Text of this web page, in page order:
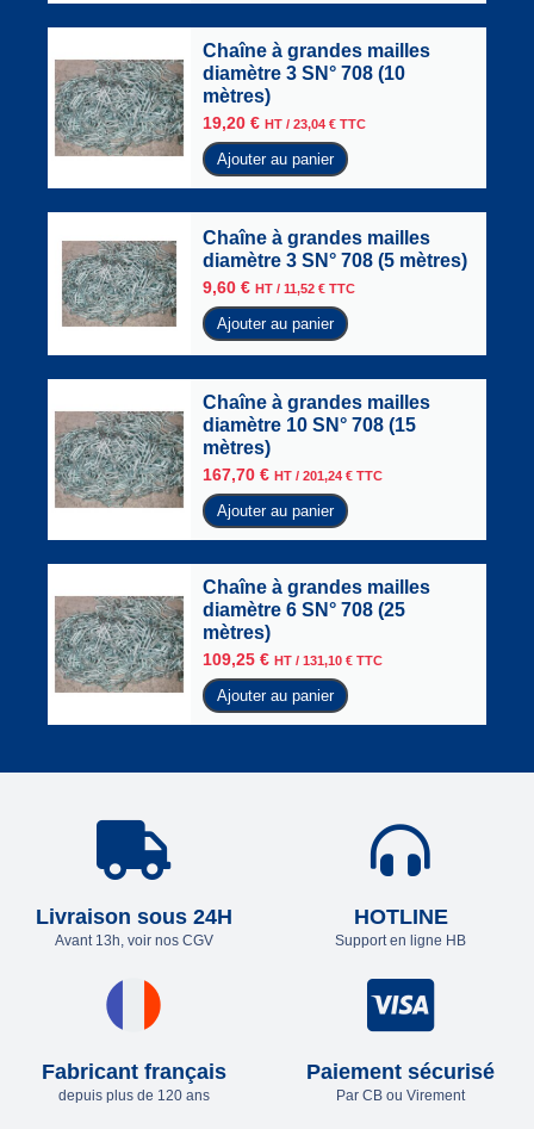
Chaîne à grandes mailles
diamètre 3 SN° 708 (10
mètres)
19,20 € HT / 23,04 € TTC
Ajouter au panier
Chaîne à grandes mailles
diamètre 3 SN° 708 (5 mètres)
9,60 € HT / 11,52 € TTC
Ajouter au panier
Chaîne à grandes mailles
diamètre 10 SN° 708 (15
mètres)
167,70 € HT / 201,24 € TTC
Ajouter au panier
Chaîne à grandes mailles
diamètre 6 SN° 708 (25
mètres)
109,25 € HT / 131,10 € TTC
Ajouter au panier
Livraison sous 24H
Avant 13h, voir nos CGV
HOTLINE
Support en ligne HB
Fabricant français
depuis plus de 120 ans
Paiement sécurisé
Par CB ou Virement